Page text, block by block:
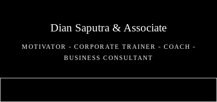
Dian Saputra & Associate
MOTIVATOR - CORPORATE TRAINER - COACH -
BUSINESS CONSULTANT